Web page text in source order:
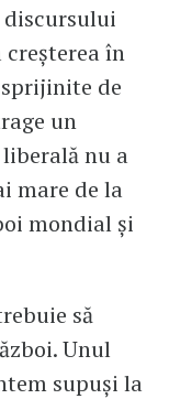
în
de
un
nu a
mare de la
mondial şi
să
Unul
supuşi la